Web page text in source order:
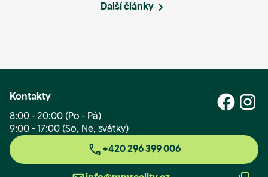
Další články
Kontakty
8:00 - 20:00 (Po - Pá)
9:00 - 17:00 (So, Ne, svátky)
+420 296 399 006